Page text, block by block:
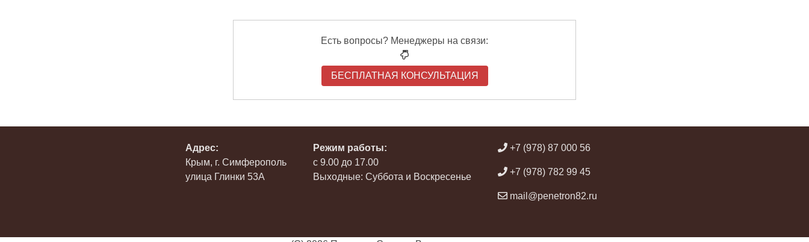
Есть вопросы? Менеджеры на связи:
БЕСПЛАТНАЯ КОНСУЛЬТАЦИЯ
Адрес:
Крым, г. Симферополь
улица Глинки 53А
Режим работы:
с 9.00 до 17.00
Выходные: Суббота и Воскресенье
+7 (978) 87 000 56
+7 (978) 782 99 45
mail@penetron82.ru